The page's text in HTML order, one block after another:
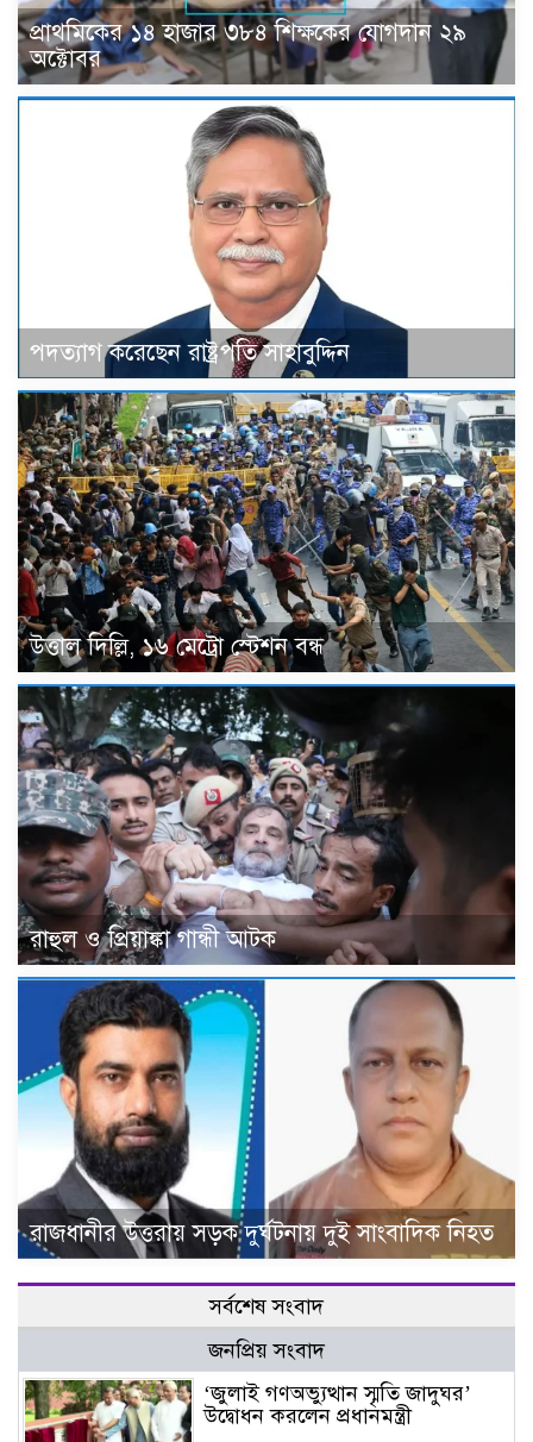
প্রাথমিকের ১৪ হাজার ৩৮৪ শিক্ষকের যোগদান ২৯
অক্টোবর
পদত্যাগ করেছেন রাষ্ট্রপতি সাহাবুদ্দিন
উত্তাল দিল্লি, ১৬ মেট্রো স্টেশন বন্ধ
রাহুল ও প্রিয়াঙ্কা গান্ধী আটক
রাজধানীর উত্তরায় সড়ক দুর্ঘটনায় দুই সাংবাদিক নিহত
সর্বশেষ সংবাদ
জনপ্রিয় সংবাদ
‘জুলাই গণঅভ্যুত্থান স্মৃতি জাদুঘর’
উদ্বোধন করলেন প্রধানমন্ত্রী